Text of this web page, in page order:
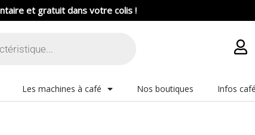
et gratuit dans votre colis !
Les machines à café Nos boutiques Infos café